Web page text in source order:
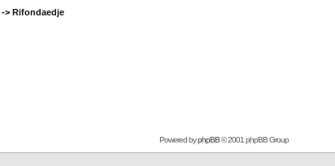
-> Rifondaedje
Powered byphpBB© 2001 phpBB Group